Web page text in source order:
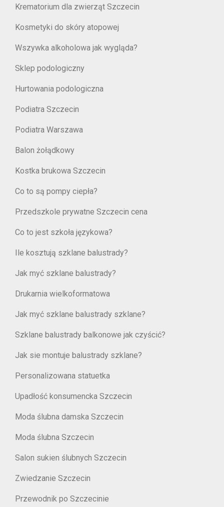
Krematorium dla zwierząt Szczecin
Kosmetyki do skóry atopowej
Wszywka alkoholowa jak wygląda?
Sklep podologiczny
Hurtowania podologiczna
Podiatra Szczecin
Podiatra Warszawa
Balon żołądkowy
Kostka brukowa Szczecin
Co to są pompy ciepła?
Przedszkole prywatne Szczecin cena
Co to jest szkoła językowa?
Ile kosztują szklane balustrady?
Jak myć szklane balustrady?
Drukarnia wielkoformatowa
Jak myć szklane balustrady szklane?
Szklane balustrady balkonowe jak czyścić?
Jak sie montuje balustrady szklane?
Personalizowana statuetka
Upadłość konsumencka Szczecin
Moda ślubna damska Szczecin
Moda ślubna Szczecin
Salon sukien ślubnych Szczecin
Zwiedzanie Szczecin
Przewodnik po Szczecinie